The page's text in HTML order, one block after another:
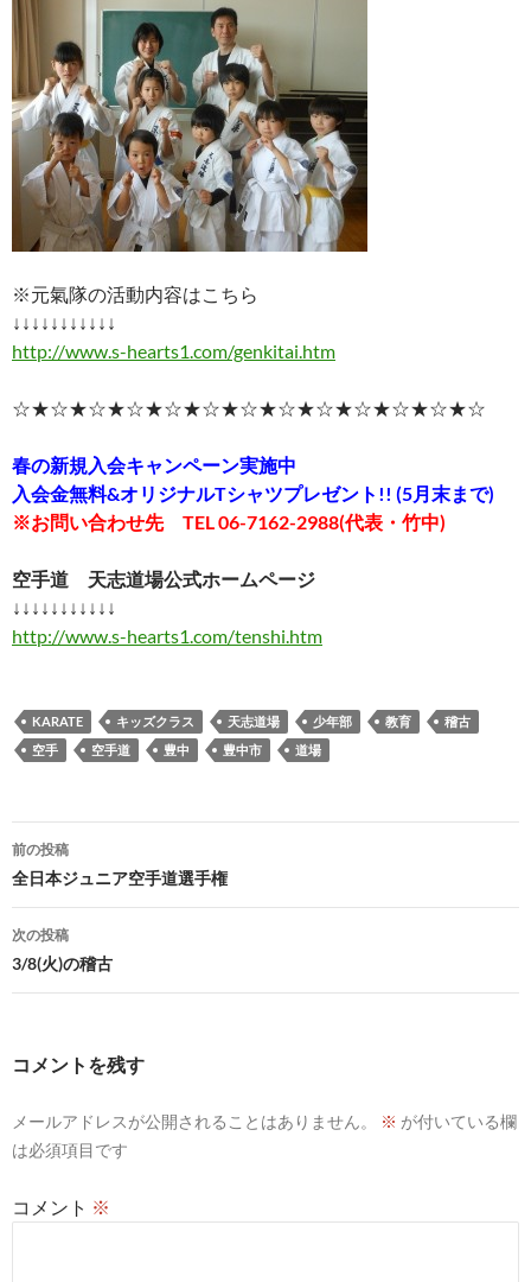
※元氣隊の活動内容はこちら
↓↓↓↓↓↓↓↓↓↓↓
http://www.s-hearts1.com/genkitai.htm
☆★☆★☆★☆★☆★☆★☆★☆★☆★☆★☆★☆★☆
春の新規入会キャンペーン実施中
入会金無料&オリジナルTシャツプレゼント!! (5月末まで)
※お問い合わせ先 TEL 06-7162-2988(代表・竹中)
空手道 天志道場公式ホームページ
↓↓↓↓↓↓↓↓↓↓↓
http://www.s-hearts1.com/tenshi.htm
KARATE キッズクラス 天志道場 少年部 教育
稽古
空手
空手道 豊中 豊中市 道場
投
稿
ナ
ビ
ゲ
ョ
前の投稿
全日本ジュニア空手道選手権
次の投稿
3/8(火)の稽古
コメントを残す
メールアドレスが公開されることはありません。 ※ が付いている欄
は必須項目です
コメント ※